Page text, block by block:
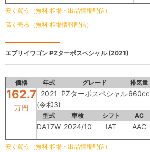
安く買う（無料 相場・出品情報配信）
高く売る（無料 相場情報配信）
エブリイワゴン PZターボスペシャル (2021)
価格 年式 グレード 排気量
162.7
万円
2021
(令和3)
PZターボスペシャル660cc
型式 車検 シフト AC
DA17W 2024/10 IAT AAC
安く買う（無料 相場・出品情報配信）